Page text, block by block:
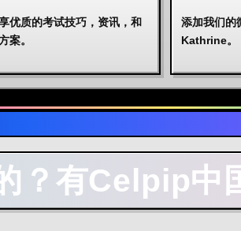
优质的考试技巧，资讯，和
案。
添加我们的
Kathrine。
？有Celpip中